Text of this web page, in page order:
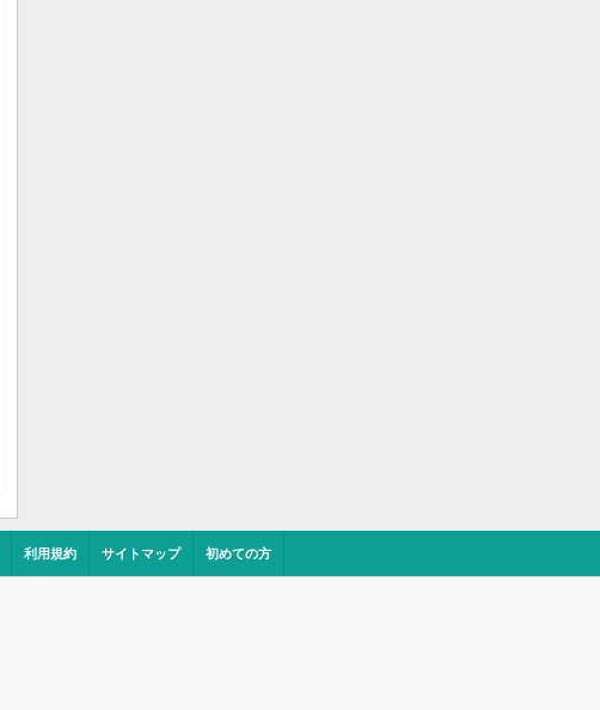
利用規約 サイトマップ 初めての方